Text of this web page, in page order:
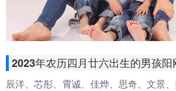
2023年农历四月廿六出生的男孩
辰洋、芯彤、霄诚、佳烨、思奇、文景